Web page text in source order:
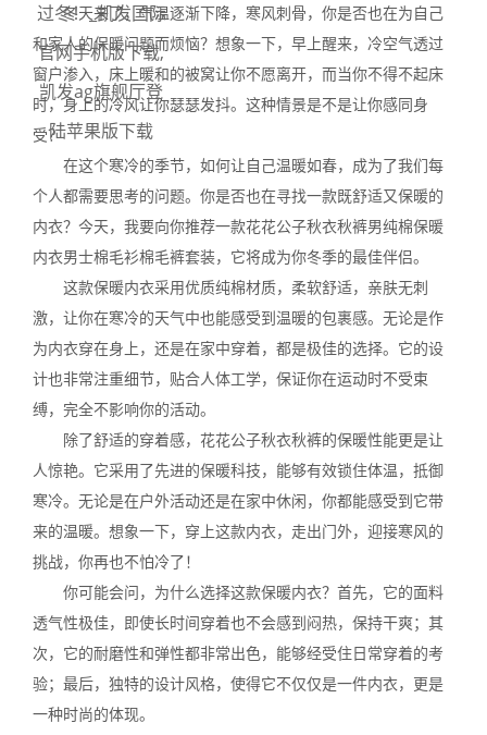
过冬！_凯发国际
官网手机版下载,
凯发ag旗舰厅登
陆苹果版下载
冬天来了，气温逐渐下降，寒风刺骨，你是否也在为自己
和家人的保暖问题而烦恼？想象一下，早上醒来，冷空气透过
窗户渗入，床上暖和的被窝让你不愿离开，而当你不得不起床
时，身上的冷风让你瑟瑟发抖。这种情景是不是让你感同身
受？
在这个寒冷的季节，如何让自己温暖如春，成为了我们每
个人都需要思考的问题。你是否也在寻找一款既舒适又保暖的
内衣？今天，我要向你推荐一款花花公子秋衣秋裤男纯棉保暖
内衣男士棉毛衫棉毛裤套装，它将成为你冬季的最佳伴侣。
这款保暖内衣采用优质纯棉材质，柔软舒适，亲肤无刺
激，让你在寒冷的天气中也能感受到温暖的包裹感。无论是作
为内衣穿在身上，还是在家中穿着，都是极佳的选择。它的设
计也非常注重细节，贴合人体工学，保证你在运动时不受束
缚，完全不影响你的活动。
除了舒适的穿着感，花花公子秋衣秋裤的保暖性能更是让
人惊艳。它采用了先进的保暖科技，能够有效锁住体温，抵御
寒冷。无论是在户外活动还是在家中休闲，你都能感受到它带
来的温暖。想象一下，穿上这款内衣，走出门外，迎接寒风的
挑战，你再也不怕冷了！
你可能会问，为什么选择这款保暖内衣？首先，它的面料
透气性极佳，即使长时间穿着也不会感到闷热，保持干爽；其
次，它的耐磨性和弹性都非常出色，能够经受住日常穿着的考
验；最后，独特的设计风格，使得它不仅仅是一件内衣，更是
一种时尚的体现。